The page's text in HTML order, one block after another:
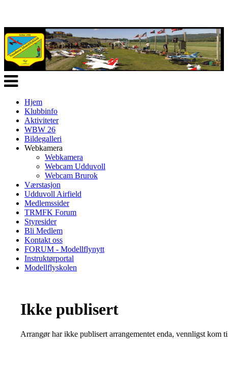
Veksle
navigasjon
Hjem
Klubbinfo
Aktiviteter
WBW 26
Bildegalleri
Webkamera
Webkamera
Webcam Udduvoll
Webcam Brurok
Værstasjon
Udduvoll Airfield
Medlemssider
TRMFK Forum
Styresider
Bli Medlem
Kontakt oss
FORUM - Modellflynytt
Instruktørportal
Modellflyskolen
Ikke publisert
Arrangør har ikke publisert arrangementet enda, vennligst kom